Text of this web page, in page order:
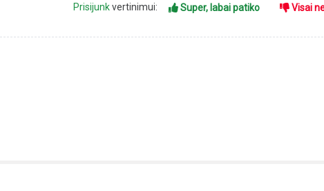
Prisijunkvertinimui: Super, labai patiko Visai